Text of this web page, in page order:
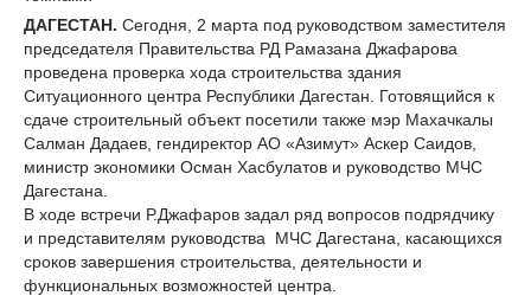
ДАГЕСТАН. Сегодня, 2 марта под руководством заместителя
председателя Правительства РД Рамазана Джафарова
проведена проверка хода строительства здания
Ситуационного центра Республики Дагестан. Готовящийся к
сдаче строительный объект посетили также мэр Махачкалы
Салман Дадаев, гендиректор АО «Азимут» Аскер Саидов,
министр экономики Осман Хасбулатов и руководство МЧС
Дагестана.
В ходе встречи Р.Джафаров задал ряд вопросов подрядчику
и представителям руководства МЧС Дагестана, касающихся
сроков завершения строительства, деятельности и
функциональных возможностей центра.